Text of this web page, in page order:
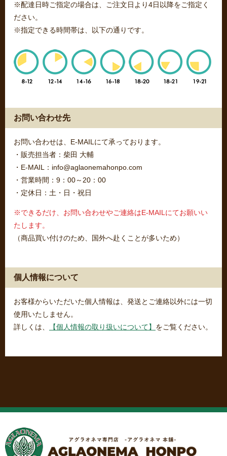
※配達日時ご指定の場合は、ご注文日より4日以降をご指定く
ださい。
※指定できる時間帯は、以下の通りです。
お問い合わせ先
お問い合わせは、E-MAILにて承っております。
・販売担当者：柴田 大輔
・E-MAIL：info@aglaonemahonpo.com
・営業時間：9：00～20：00
・定休日：土・日・祝日
※できるだけ、お問い合わせやご連絡はE-MAILにてお願いい
たします。
（商品買い付けのため、国外へ赴くことが多いため）
個人情報について
お客様からいただいた個人情報は、発送とご連絡以外には一切
使用いたしません。
詳しくは、
【個人情報の取り扱いについて】 をご覧ください。